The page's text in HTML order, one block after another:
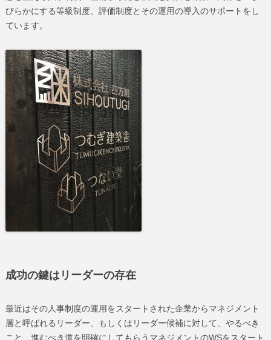
びらかにする等級制度、評価制度とその運用の導入のサポートをし
ています。
成功の鍵はリーダーの存在
最近はその人事制度の運用をスタートされた企業からマネジメント
層と呼ばれるリーダー、もしくはリーダー候補に対して、やるべき
こと、進むべき道を明確にしてもらうマネジメントのWSをスタート